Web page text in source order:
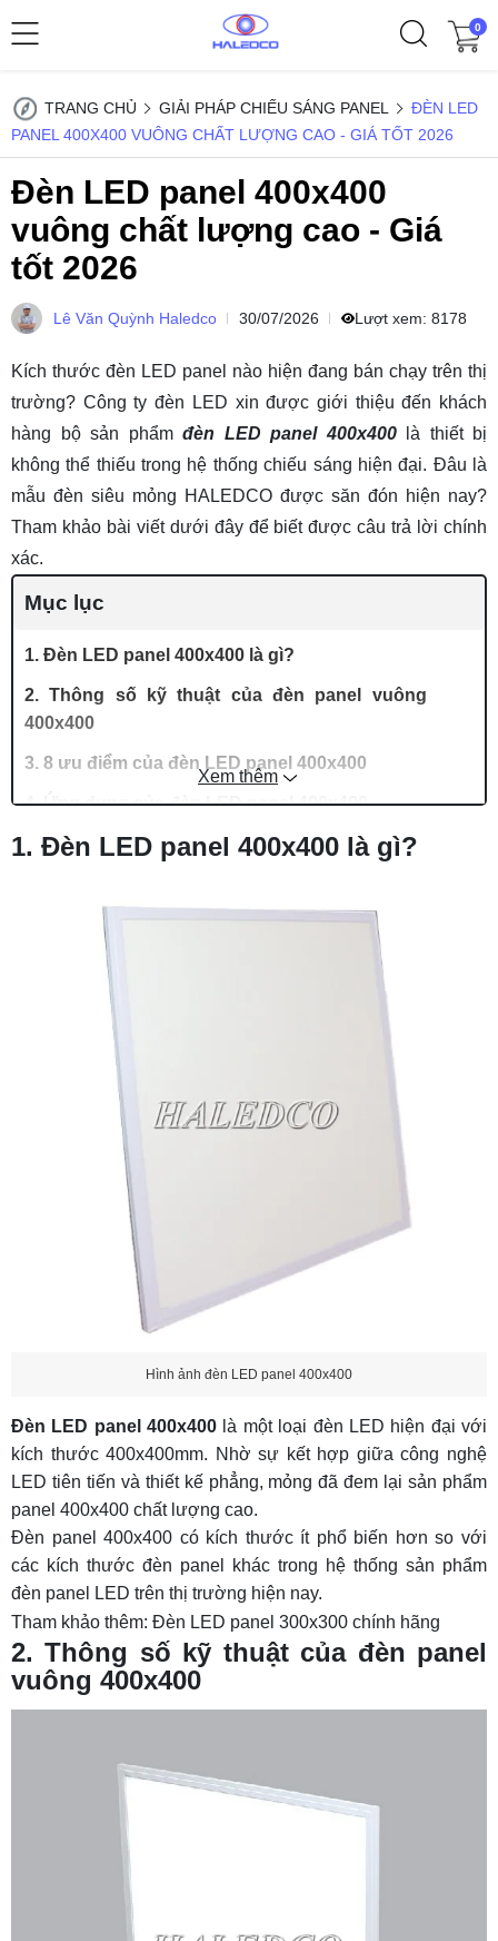
0
TRANG CHỦ GIẢI PHÁP CHIẾU SÁNG PANEL
ĐÈN LED
PANEL 400X400 VUÔNG CHẤT LƯỢNG CAO - GIÁ TỐT 2026
Đèn LED panel 400x400
vuông chất lượng cao - Giá
tốt 2026
Lê Văn Quỳnh Haledco 30/07/2026 Lượt xem: 8178
Kích thước đèn LED panel nào hiện đang bán chạy trên thị
trường? Công ty đèn LED xin được giới thiệu đến khách
hàng bộ sản phẩm đèn LED panel 400x400
là thiết bị
không thể thiếu trong hệ thống chiếu sáng hiện đại. Đâu là
mẫu đèn siêu mỏng HALEDCO được săn đón hiện nay?
Tham khảo bài viết dưới đây để biết được câu trả lời chính
xác.
Mục lục
1. Đèn LED panel 400x400 là gì?
2. Thông số kỹ thuật của đèn panel vuông
400x400
3. 8 ưu điểm của đèn LED panel 400x400
4. Ứng dụng của đèn LED panel 400x400
5. Câu hỏi thường gặp về đèn LED panel
Câu 1: Lắp đặt đèn LED panel 400x400 như thế
Câu 2: Tuổi thọ của đèn LED panel 400x400 là
bao lâu?
Câu 3: Nên mua đèn LED panel 400x400 ở
Câu 4: Giá LED panel 400x400 là bao nhiêu?
Câu 5: Nếu tôi cần loại đèn có kích thước dài
hơn 400x400 thì nên chọn mẫu nào?
Xem thêm
1. Đèn LED panel 400x400 là gì?
Hình ảnh đèn LED panel 400x400
Đèn LED panel 400x400 là một loại đèn LED hiện đại với
kích thước 400x400mm. Nhờ sự kết hợp giữa công nghệ
LED tiên tiến và thiết kế phẳng, mỏng đã đem lại sản phẩm
panel 400x400 chất lượng cao.
Đèn panel 400x400 có kích thước ít phổ biến hơn so với
các kích thước đèn panel khác trong hệ thống sản phẩm
đèn panel LED trên thị trường hiện nay.
Tham khảo thêm: Đèn LED panel 300x300 chính hãng
2. Thông số kỹ thuật của đèn panel
vuông 400x400